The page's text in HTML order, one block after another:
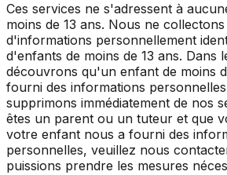
Ces services ne s'adressent à
moins de 13 ans. Nous ne
d'informations personnellement
d'enfants de moins de 13 ans. Dans
découvrons qu'un enfant de moins
fourni des informations
supprimons immédiatement de nos
êtes un parent ou un tuteur et que
votre enfant nous a fourni des
personnelles, veuillez nous
puissions prendre les mesures